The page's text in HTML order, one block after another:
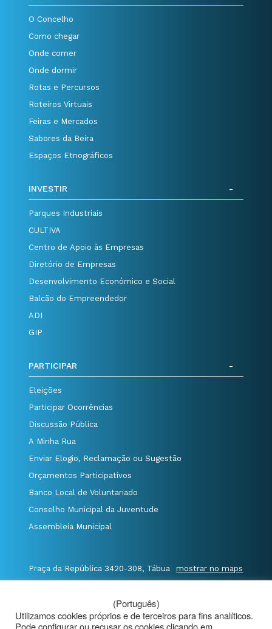
O Concelho
Como chegar
Onde comer
Onde dormir
Rotas e Percursos
Roteiros Virtuais
Feiras e Mercados
Sabores da Beira
Espaços Etnográficos
INVESTIR
Parques Industriais
CULTIVA
Centro de Apoio às Empresas
Diretório de Empresas
Desenvolvimento Económico e Social
Balcão do Empreendedor
ADI
GIP
PARTICIPAR
Eleições
Participar Ocorrências
Discussão Pública
A Minha Rua
Enviar Elogio, Reclamação ou Sugestão
Orçamentos Participativos
Banco Local de Voluntariado
Conselho Municipal da Juventude
Assembleia Municipal
Praça da República 3420-308, Tábua mostrar no maps
E. geral@cm-tabua.pt
(Português)
Utilizamos cookies próprios e de terceiros para fins analíticos.
Pode configurar ou recusar os cookies clicando em